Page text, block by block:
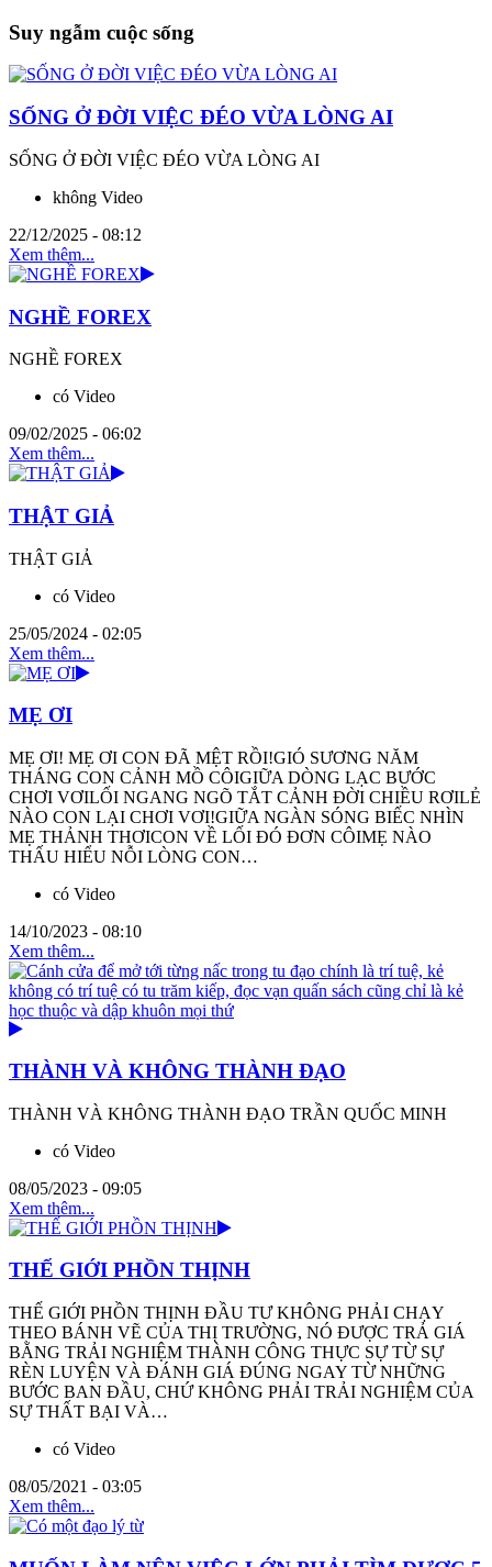
Suy ngẫm cuộc sống
SỐNG Ở ĐỜI VIỆC ĐÉO VỪA LÒNG AI
SỐNG Ở ĐỜI VIỆC ĐÉO VỪA LÒNG AI
không Video
22/12/2025 - 08:12
Xem thêm...
NGHỀ FOREX
NGHỀ FOREX
có Video
09/02/2025 - 06:02
Xem thêm...
THẬT GIẢ
THẬT GIẢ
có Video
25/05/2024 - 02:05
Xem thêm...
MẸ ƠI
MẸ ƠI! MẸ ƠI CON ĐÃ MỆT RỒI!GIÓ SƯƠNG NĂM
THÁNG CON CẢNH MỒ CÔIGIỮA DÒNG LẠC BƯỚC
CHƠI VƠILỐI NGANG NGÕ TẮT CẢNH ĐỜI CHIỀU RƠILẺ
NÀO CON LẠI CHƠI VƠI!GIỮA NGÀN SÓNG BIẾC NHÌN
MẸ THẢNH THƠICON VỀ LỐI ĐÓ ĐƠN CÔIMẸ NÀO
THẤU HIỂU NỖI LÒNG CON…
có Video
14/10/2023 - 08:10
Xem thêm...
THÀNH VÀ KHÔNG THÀNH ĐẠO
THÀNH VÀ KHÔNG THÀNH ĐẠO TRẦN QUỐC MINH
có Video
08/05/2023 - 09:05
Xem thêm...
THẾ GIỚI PHỒN THỊNH
THẾ GIỚI PHỒN THỊNH ĐẦU TƯ KHÔNG PHẢI CHẠY
THEO BÁNH VẼ CỦA THỊ TRƯỜNG, NÓ ĐƯỢC TRẢ GIÁ
BẰNG TRẢI NGHIỆM THÀNH CÔNG THỰC SỰ TỪ SỰ
RÈN LUYỆN VÀ ĐÁNH GIÁ ĐÚNG NGAY TỪ NHỮNG
BƯỚC BAN ĐẦU, CHỨ KHÔNG PHẢI TRẢI NGHIỆM CỦA
SỰ THẤT BẠI VÀ…
có Video
08/05/2021 - 03:05
Xem thêm...